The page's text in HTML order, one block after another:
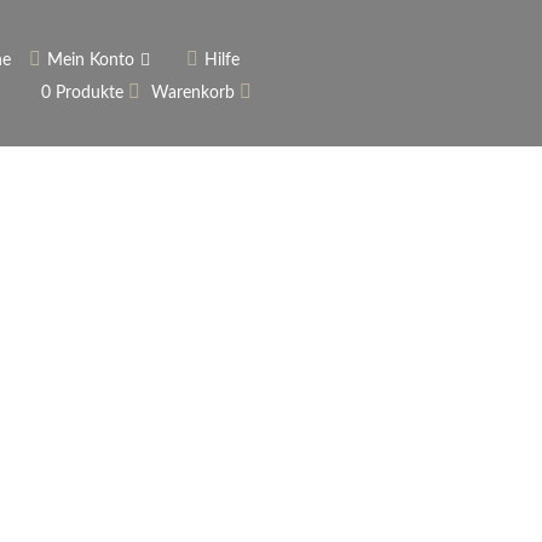
Mein Konto
Anmelden
Hilfe
0 Produkte
Warenkorb